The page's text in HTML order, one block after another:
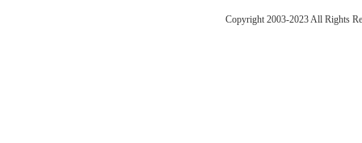
Copyright 2003-2023 All Rights